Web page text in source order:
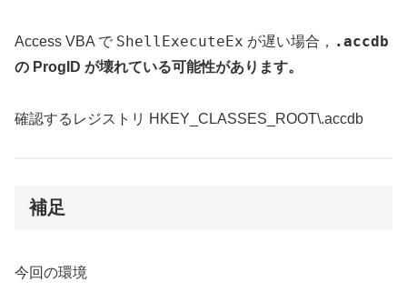
Access VBA で ShellExecuteEx が遅い場合， .accdb
の ProgID が壊れている可能性があります。
確認するレジストリ HKEY_CLASSES_ROOT\.accdb
補足
今回の環境